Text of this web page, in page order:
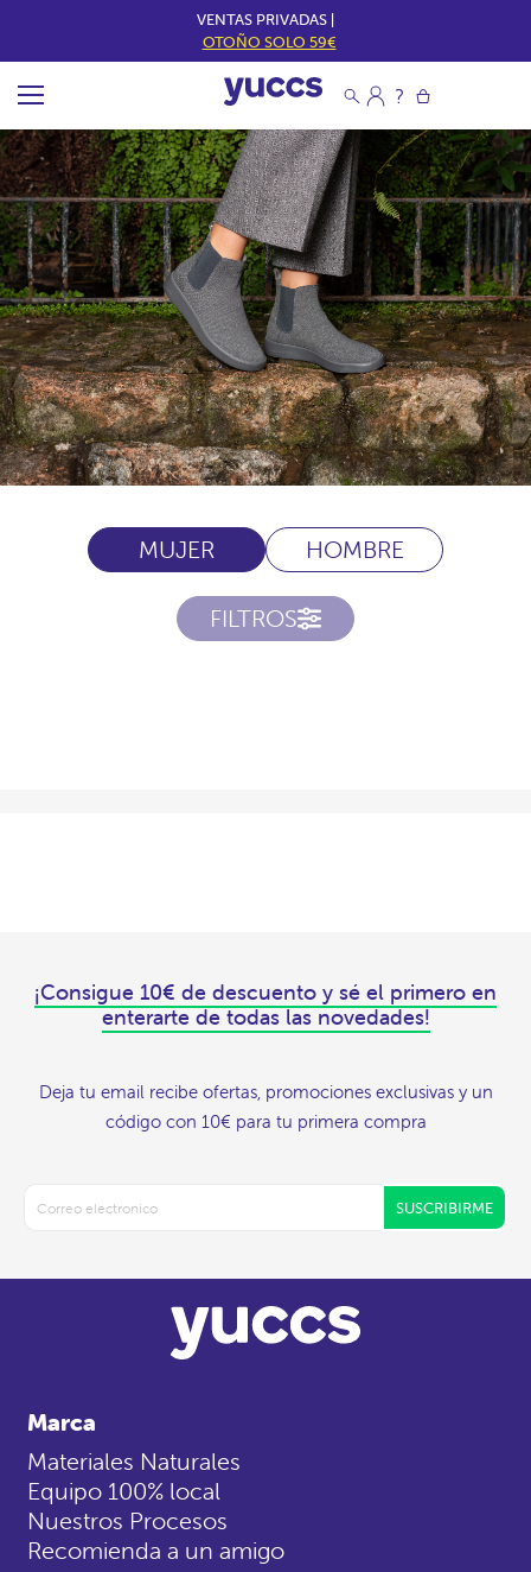
VENTAS PRIVADAS |
OTOÑO SOLO 59€
MUJER HOMBRE
FILTROS
¡Consigue 10€ de descuento y sé el primero en
enterarte de todas las novedades!
Deja tu email recibe ofertas, promociones exclusivas y un
código con 10€ para tu primera compra
SUSCRIBIRME
Marca
Materiales Naturales
Equipo 100% local
Nuestros Procesos
Recomienda a un amigo